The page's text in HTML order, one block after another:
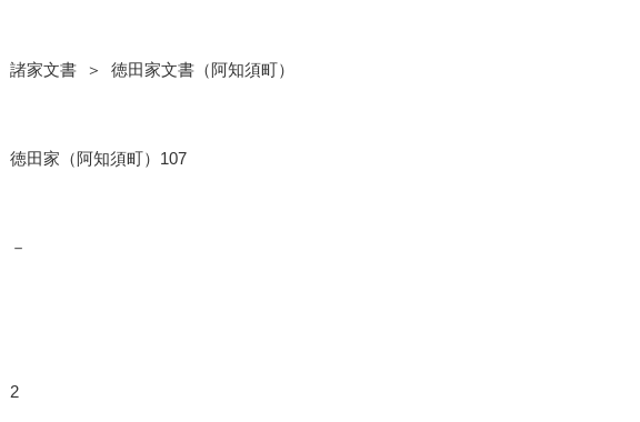
諸家文書 ＞ 徳田家文書（阿知須町）
徳田家（阿知須町）107
－
2